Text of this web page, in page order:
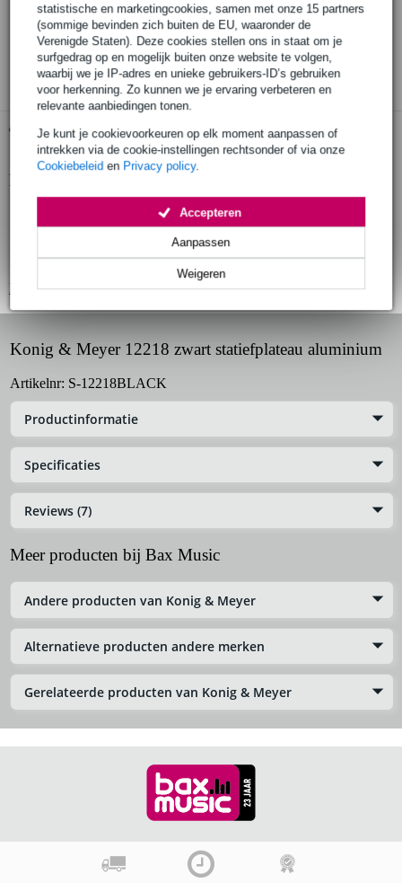
statistische en marketingcookies, samen met onze 15 partners
(sommige bevinden zich buiten de EU, waaronder de
Verenigde Staten). Deze cookies stellen ons in staat om je
surfgedrag op en mogelijk buiten onze website te volgen,
waarbij we je IP-adres en unieke gebruikers-ID’s gebruiken
voor herkenning. Zo kunnen we je ervaring verbeteren en
relevante aanbiedingen tonen.
Je kunt je cookievoorkeuren op elk moment aanpassen of
intrekken via de cookie-instellingen rechtsonder of via onze
Cookiebeleid en Privacy policy.
Weigeren
Aanpassen
Accepteren
30 dagen 'niet goed geld terug' garantie
3 jaar Bax Music garantie
Gratis ophalen in de winkel
Productinformatie
gemaakt van aluminium, voorzien van zwarte lak
voorzien van coating
Bekijk alle productspecificaties
Konig & Meyer 12218 zwart statiefplateau aluminium
Artikelnr: S-12218BLACK
Productinformatie
Specificaties
Reviews (7)
Meer producten bij Bax Music
Andere producten van Konig & Meyer
Alternatieve producten andere merken
Gerelateerde producten van Konig & Meyer